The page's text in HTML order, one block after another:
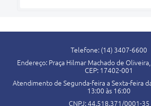
Telefone: (14) 3407-6600
Endereço: Praça Hilmar Machado de Oliveira,
CEP: 17402-001
Atendimento de Segunda-feira a Sexta-feira
13:00 às 16:00
CNPJ: 44.518.371/0001-35